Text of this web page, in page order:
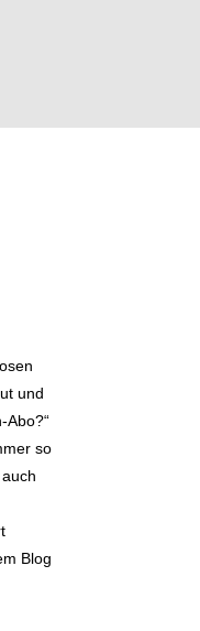
und
Abo?“
so
Blog